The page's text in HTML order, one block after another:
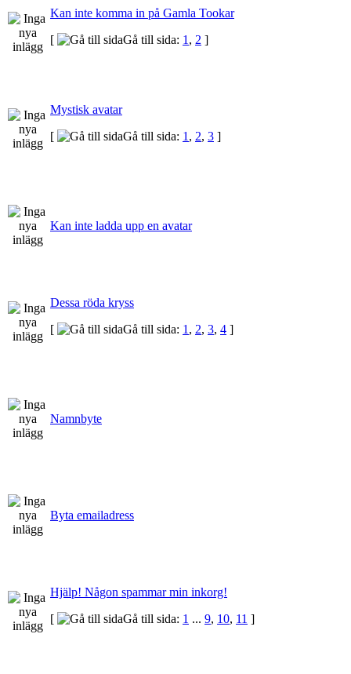
Kan inte komma in på Gamla Tookar
[
Gå till sida: 1 , 2 ]
Mystisk avatar
[
Gå till sida: 1 , 2, 3 ]
Kan inte ladda upp en avatar
Dessa röda kryss
[
Gå till sida: 1 , 2, 3, 4 ]
Namnbyte
Byta emailadress
Hjälp! Någon spammar min inkorg!
[
Gå till sida: 1 ... 9, 10, 11 ]